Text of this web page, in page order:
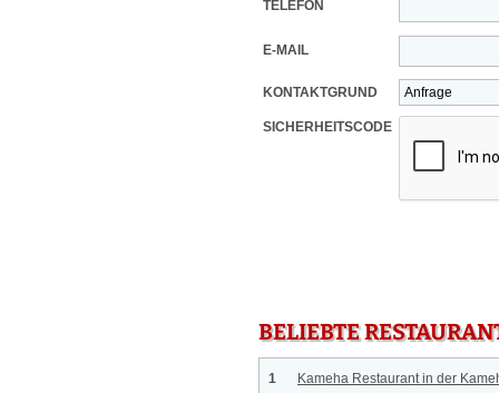
TELEFON
E-MAIL
KONTAKTGRUND
SICHERHEITSCODE
BELIEBTE
1
Kameha Restaurant in der